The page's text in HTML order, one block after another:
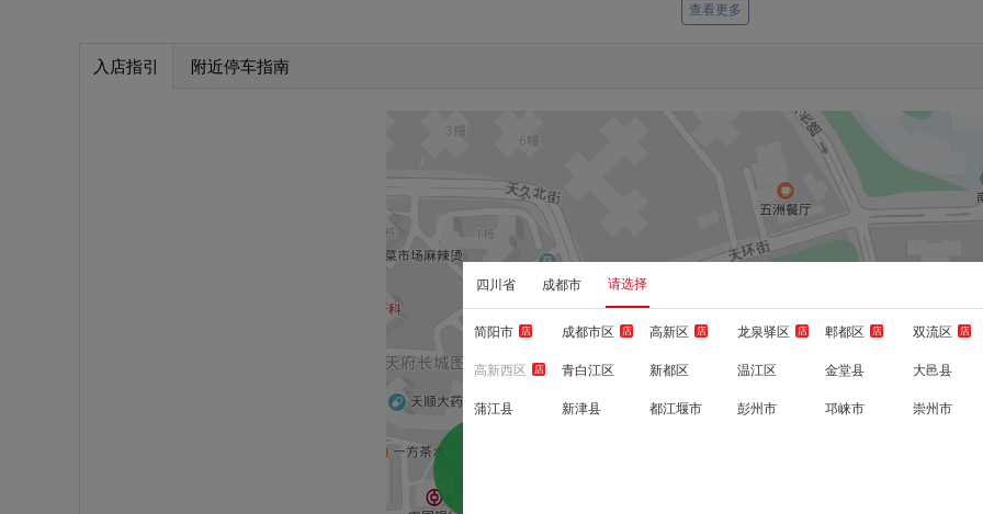
四川省 成都市 请选择
简阳市 店 成都市区 店 高新区 店 龙泉驿区 店 郫都区 店 双流区 店
高新西区 店 青白江区 新都区 温江区 金堂县 大邑县
蒲江县 新津县 都江堰市 彭州市 邛崃市 崇州市
查看更多
入店指引 附近停车指南